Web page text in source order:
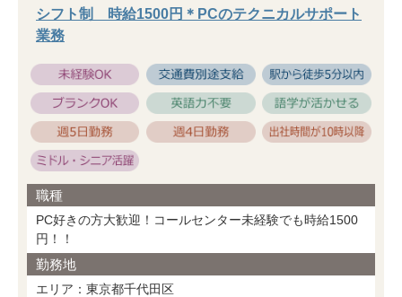
シフト制 時給1500円＊PCのテクニカルサポート
業務
職種
PC好きの方大歓迎！コールセンター未経験でも時給1500
円！！
勤務地
エリア：東京都千代田区